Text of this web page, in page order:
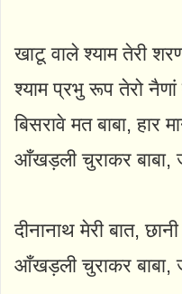
खाटू वाले श्याम तेरी
श्याम प्रभु रूप तेरो नैणां
बिसरावे मत बाबा, हार
आँखड़ली चुराकर बाबा,
दीनानाथ मेरी बात,
आँखड़ली चुराकर बाबा,